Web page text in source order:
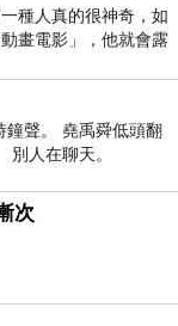
種人真的很神奇，如
畫電影」，他就會露
是不是陪小
鐘聲。 堯禹舜低頭翻
人在聊天。
次